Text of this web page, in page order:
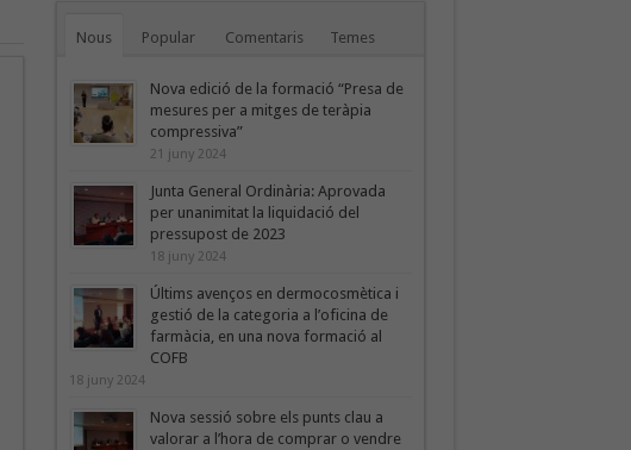
Nous Popular Comentaris Temes
Nova edició de la formació “Presa de
mesures per a mitges de teràpia
compressiva”
21 juny 2024
Junta General Ordinària: Aprovada
per unanimitat la liquidació del
pressupost de 2023
18 juny 2024
Últims avenços en dermocosmètica i
gestió de la categoria a l’oficina de
farmàcia, en una nova formació al
COFB
18 juny 2024
Nova sessió sobre els punts clau a
valorar a l’hora de comprar o vendre